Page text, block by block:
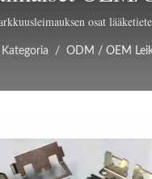
osat
Kategoria / ODM / OEM